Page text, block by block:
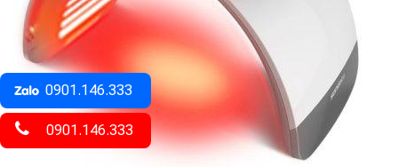
0901.146.333
0901.146.333